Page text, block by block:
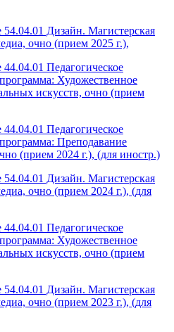
Дизайн. Магистерская
очно (прием 2025 г.),
Педагогическое
Художественное
искусств, очно (прием
Педагогическое
Преподавание
(прием 2024 г.), (для иностр.)
Дизайн. Магистерская
очно (прием 2024 г.), (для
Педагогическое
Художественное
искусств, очно (прием
Дизайн. Магистерская
очно (прием 2023 г.), (для